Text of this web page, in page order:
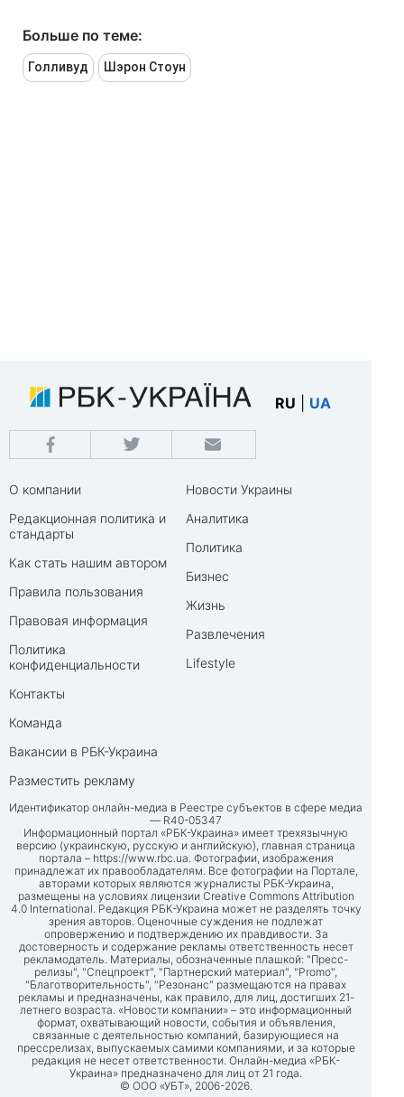
Больше по теме:
Голливуд Шэрон Стоун
RU UA
О компании
Редакционная политика и
стандарты
Как стать нашим автором
Правила пользования
Правовая информация
Политика
конфиденциальности
Контакты
Команда
Вакансии в РБК-Украина
Разместить рекламу
Новости Украины
Аналитика
Политика
Бизнес
Жизнь
Развлечения
Lifestyle
Идентификатор онлайн-медиа в Реестре субъектов в сфере медиа
— R40-05347
Информационный портал «РБК-Украина» имеет трехязычную
версию (украинскую, русскую и английскую), главная страница
портала – https://www.rbc.ua. Фотографии, изображения
принадлежат их правообладателям. Все фотографии на Портале,
авторами которых являются журналисты РБК-Украина,
размещены на условиях лицензии Creative Commons Attribution
4.0 International. Редакция РБК-Украина может не разделять точку
зрения авторов. Оценочные суждения не подлежат
опровержению и подтверждению их правдивости. За
достоверность и содержание рекламы ответственность несет
рекламодатель. Материалы, обозначенные плашкой: "Пресс-
релизы", "Спецпроект", "Партнерский материал", "Promo",
"Благотворительность", "Резонанс" размещаются на правах
рекламы и предназначены, как правило, для лиц, достигших 21-
летнего возраста. «Новости компании» – это информационный
формат, охватывающий новости, события и объявления,
связанные с деятельностью компаний, базирующиеся на
прессрелизах, выпускаемых самими компаниями, и за которые
редакция не несет ответственности. Онлайн-медиа «РБК-
Украина» предназначено для лиц от 21 года.
© ООО «УБТ», 2006-2026.